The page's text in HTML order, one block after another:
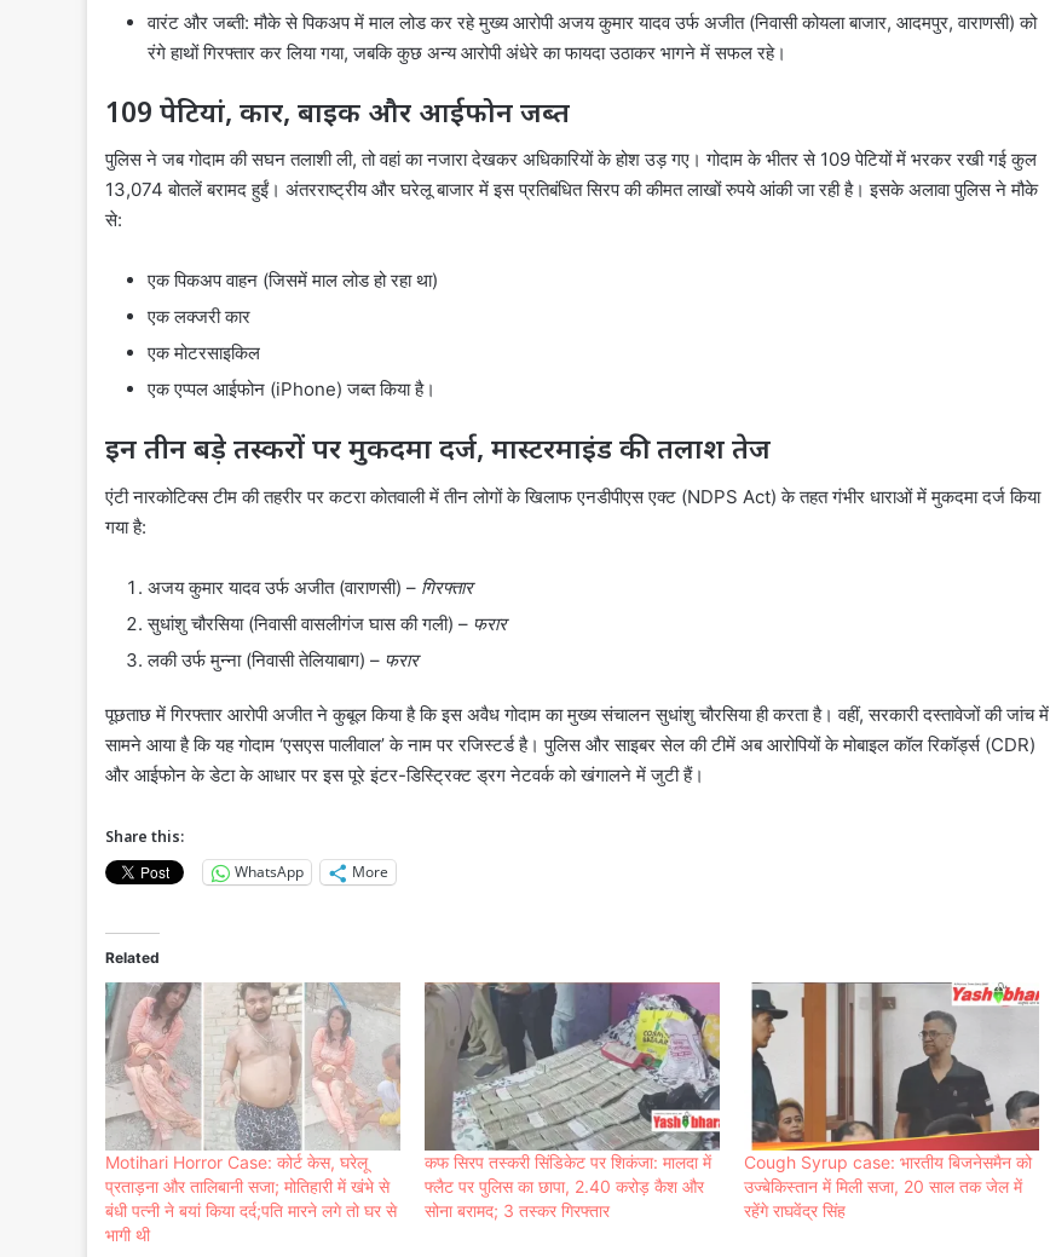
वारंट और जब्ती: मौके से पिकअप में माल लोड कर रहे मुख्य आरोपी अजय कुमार यादव उर्फ अजीत (निवासी कोयला बाजार, आदमपुर, वाराणसी) को
रंगे हाथों गिरफ्तार कर लिया गया, जबकि कुछ अन्य आरोपी अंधेरे का फायदा उठाकर भागने में सफल रहे।
109 पेटियां, कार, बाइक और आईफोन जब्त
पुलिस ने जब गोदाम की सघन तलाशी ली, तो वहां का नजारा देखकर अधिकारियों के होश उड़ गए। गोदाम के भीतर से 109 पेटियों में भरकर रखी गई कुल
13,074 बोतलें बरामद हुईं। अंतरराष्ट्रीय और घरेलू बाजार में इस प्रतिबंधित सिरप की कीमत लाखों रुपये आंकी जा रही है। इसके अलावा पुलिस ने मौके
से:
एक पिकअप वाहन (जिसमें माल लोड हो रहा था)
एक लक्जरी कार
एक मोटरसाइकिल
एक एप्पल आईफोन (iPhone) जब्त किया है।
इन तीन बड़े तस्करों पर मुकदमा दर्ज, मास्टरमाइंड की तलाश तेज
एंटी नारकोटिक्स टीम की तहरीर पर कटरा कोतवाली में तीन लोगों के खिलाफ एनडीपीएस एक्ट (NDPS Act) के तहत गंभीर धाराओं में मुकदमा दर्ज किया
गया है:
अजय कुमार यादव उर्फ अजीत (वाराणसी) – गिरफ्तार
सुधांशु चौरसिया (निवासी वासलीगंज घास की गली) – फरार
लकी उर्फ मुन्ना (निवासी तेलियाबाग) – फरार
पूछताछ में गिरफ्तार आरोपी अजीत ने कुबूल किया है कि इस अवैध गोदाम का मुख्य संचालन सुधांशु चौरसिया ही करता है। वहीं, सरकारी दस्तावेजों की जांच में
सामने आया है कि यह गोदाम ‘एसएस पालीवाल’ के नाम पर रजिस्टर्ड है। पुलिस और साइबर सेल की टीमें अब आरोपियों के मोबाइल कॉल रिकॉर्ड्स (CDR)
और आईफोन के डेटा के आधार पर इस पूरे इंटर-डिस्ट्रिक्ट ड्रग नेटवर्क को खंगालने में जुटी हैं।
Share this:
WhatsApp
More
Related
Motihari Horror Case: कोर्ट केस, घरेलू
प्रताड़ना और तालिबानी सजा; मोतिहारी में खंभे से
बंधी पत्नी ने बयां किया दर्द;पति मारने लगे तो घर से
भागी थी
कफ सिरप तस्करी सिंडिकेट पर शिकंजा: मालदा में
फ्लैट पर पुलिस का छापा, 2.40 करोड़ कैश और
सोना बरामद; 3 तस्कर गिरफ्तार
Cough Syrup case: भारतीय बिजनेसमैन को
उज्बेकिस्तान में मिली सजा, 20 साल तक जेल में
रहेंगे राघवेंद्र सिंह